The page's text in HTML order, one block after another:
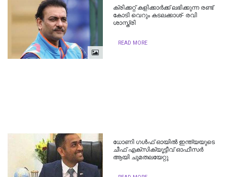
ക്രിക്കറ്റ് കളിക്കാർക്ക് ലഭിക്കുന്ന രണ്ട്
കോടി വെറും കടലക്കാശ്- രവി
ശാസ്ത്രി
READ MORE
ധോണി ഗള്‍ഫ് ഓയില്‍ ഇന്ത്യയുടെ
ചീഫ് എക്സിക്യൂട്ടീവ് ഓഫീസര്‍
ആയി ചുമതലയേറ്റു